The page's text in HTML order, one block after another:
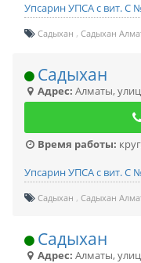
Упсарин УПСА с вит. С
Садыхан Садыхан
Садыхан
Адрес: Алматы,
Время работы:
Упсарин УПСА с вит. С
Садыхан Садыхан
Садыхан
Адрес: Алматы,